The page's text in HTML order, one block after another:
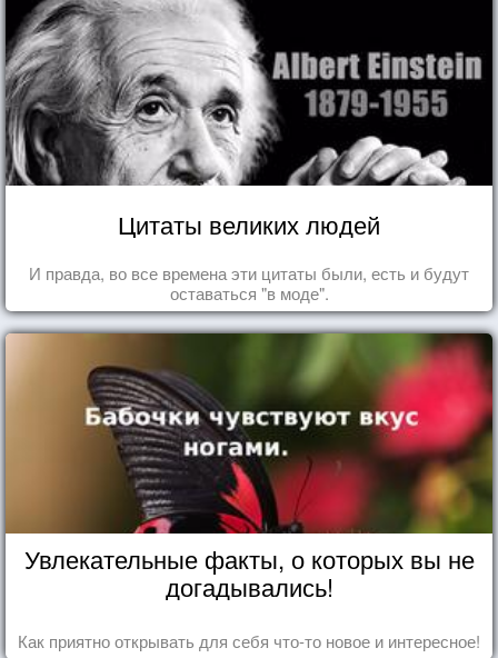
Цитаты великих людей
И правда, во все времена эти цитаты были, есть и будут
оставаться "в моде".
Увлекательные факты, о которых вы не
догадывались!
Как приятно открывать для себя что-то новое и интересное!